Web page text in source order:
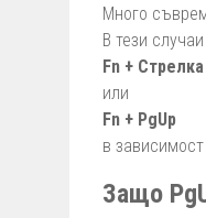
Много
В тези
Fn +
или
Fn + PgUp
в зависимост
Защо